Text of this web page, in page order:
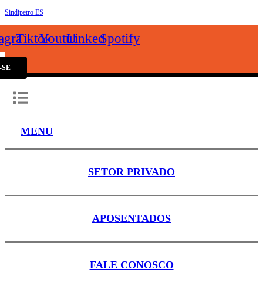
Sindipetro ES
TiktokYoutubeLinkedinSpotify
MENU
SETOR PRIVADO
APOSENTADOS
FALE CONOSCO